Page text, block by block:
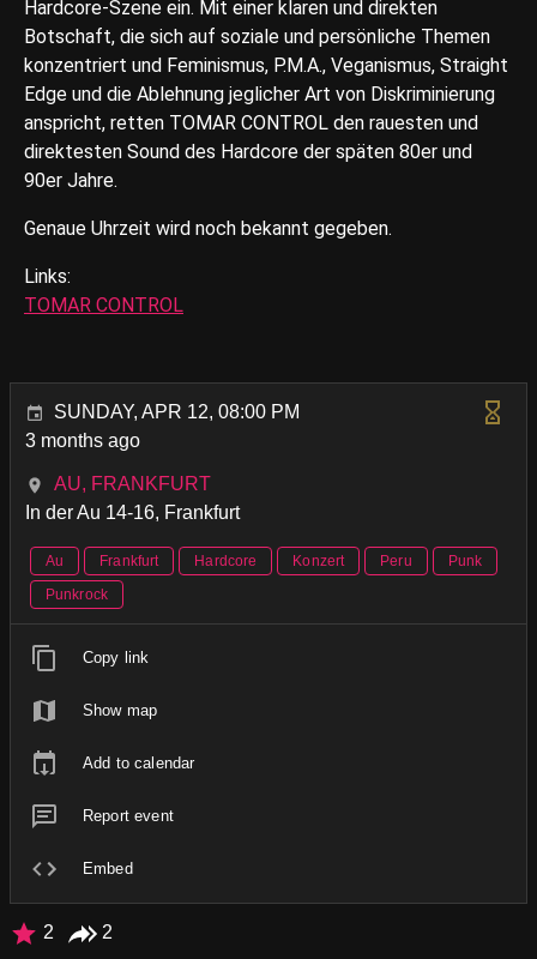
Hardcore-Szene ein. Mit einer klaren und direkten
Botschaft, die sich auf soziale und persönliche Themen
konzentriert und Feminismus, P.M.A., Veganismus, Straight
Edge und die Ablehnung jeglicher Art von Diskriminierung
anspricht, retten TOMAR CONTROL den rauesten und
direktesten Sound des Hardcore der späten 80er und
90er Jahre.
Genaue Uhrzeit wird noch bekannt gegeben.
Links:
TOMAR CONTROL
SUNDAY, APR 12, 08:00 PM
3 months ago
AU, FRANKFURT
In der Au 14-16, Frankfurt
Au Frankfurt Hardcore Konzert Peru
Punk
Punkrock
Copy link
Show map
Add to calendar
Report event
Embed
2 2